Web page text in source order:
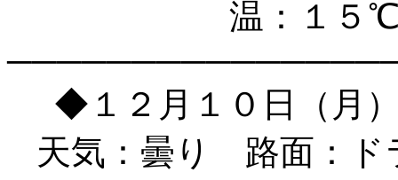
温：１５
◆１２月１０日（月
天気：曇り 路面：